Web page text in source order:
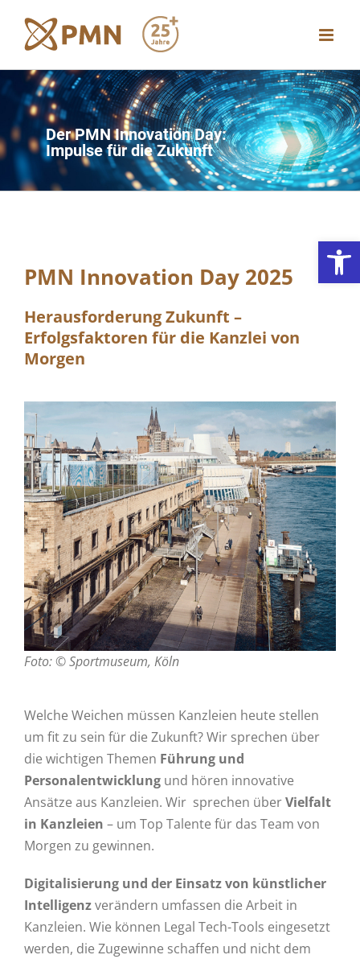
Inhalt
springen
Der PMN Innovation Day:
Impulse für die Zukunft
PMN Innovation Day 2025
Herausforderung Zukunft –
Erfolgsfaktoren für die Kanzlei von
Morgen
Foto: © Sportmuseum, Köln
Welche Weichen müssen Kanzleien heute stellen
um fit zu sein für die Zukunft? Wir sprechen über
die wichtigen Themen Führung und
Personalentwicklung und hören innovative
Ansätze aus Kanzleien. Wir sprechen überVielfalt
in Kanzleien – um Top Talente für das Team von
Morgen zu gewinnen.
Digitalisierung und der Einsatz von künstlicher
Intelligenzverändern umfassen die Arbeit in
Kanzleien. Wie können Legal Tech-Tools eingesetzt
werden, die Zugewinne schaffen und nicht dem